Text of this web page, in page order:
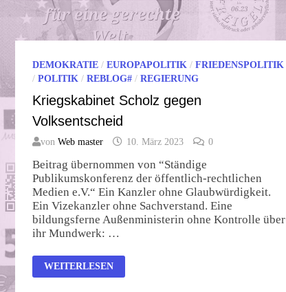
DEMOKRATIE/ EUROPAPOLITIK/ FRIEDENSPOLITIK
/ POLITIK/ REBLOG#/ REGIERUNG
Kriegskabinet Scholz gegen
Volksentscheid
von Web master 10. März 2023 0
Beitrag übernommen von “Ständige
Publikumskonferenz der öffentlich-rechtlichen
Medien e.V.“ Ein Kanzler ohne Glaubwürdigkeit.
Ein Vizekanzler ohne Sachverstand. Eine
bildungsferne Außenministerin ohne Kontrolle über
ihr Mundwerk: …
KRIEGSKABINET
SCHOLZ
WEITERLESEN